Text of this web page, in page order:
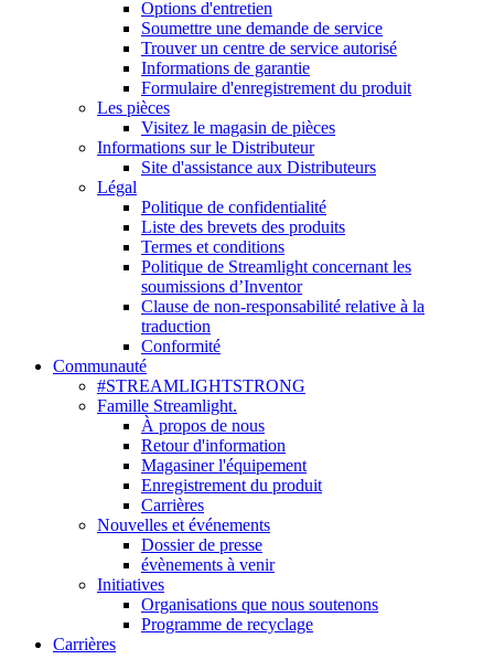
Options d'entretien
Soumettre une demande de service
Trouver un centre de service autorisé
Informations de garantie
Formulaire d'enregistrement du produit
Les pièces
Visitez le magasin de pièces
Informations sur le Distributeur
Site d'assistance aux Distributeurs
Légal
Politique de confidentialité
Liste des brevets des produits
Termes et conditions
Politique de Streamlight concernant les
soumissions d’Inventor
Clause de non-responsabilité relative à la
traduction
Conformité
Communauté
#STREAMLIGHTSTRONG
Famille Streamlight.
À propos de nous
Retour d'information
Magasiner l'équipement
Enregistrement du produit
Carrières
Nouvelles et événements
Dossier de presse
évènements à venir
Initiatives
Organisations que nous soutenons
Programme de recyclage
Carrières